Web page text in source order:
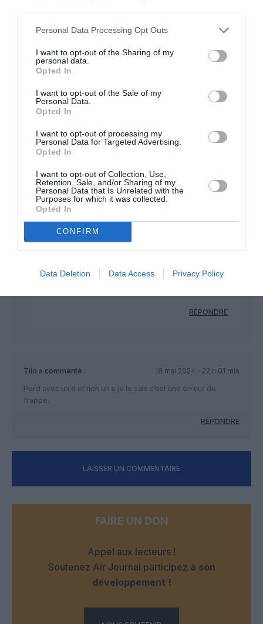
Personal Data Processing Opt Outs
I want to opt-out of the Sharing of my
personal data.
Opted In
I want to opt-out of the Sale of my
Personal Data.
Opted In
I want to opt-out of processing my
Personal Data for Targeted Advertising.
Opted In
I want to opt-out of Collection, Use,
Retention, Sale, and/or Sharing of my
Personal Data that Is Unrelated with the
Purposes for which it was collected.
Opted In
CONFIRM
Data Deletion Data Access Privacy Policy
RÉPONDRE
colibrisa commenté :
Je reste persuadé que la compagnie finira démantelée et
revendue a Raytheon et LM, ce qui permettra un nouveau
passées..
min
Euh à mon avis boeing continuera bien d’exister
même après ta mort et en temp que grand
RÉPONDRE
Tilo a commenté :
18 mai 2024 - 22 h 01 min
Perd avec un d et non un e je le sais c’est une erreur de
frappe.
RÉPONDRE
LAISSER UN COMMENTAIRE
FAIRE UN DON
Appel aux lecteurs !
Soutenez Air Journal participez à son
développement !